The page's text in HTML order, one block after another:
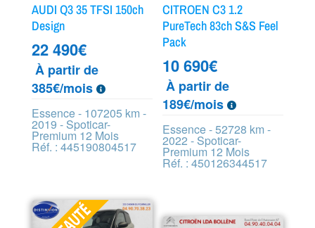
AUDI Q3 35 TFSI 150ch
Design
22 490€
À partir de
385€/mois
Essence - 107205 km -
2019 - Spoticar-
Premium 12 Mois
Réf. : 445190804517
CITROEN C3 1.2
PureTech 83ch S&S Feel
Pack
10 690€
À partir de
189€/mois
Essence - 52728 km -
2022 - Spoticar-
Premium 12 Mois
Réf. : 450126344517